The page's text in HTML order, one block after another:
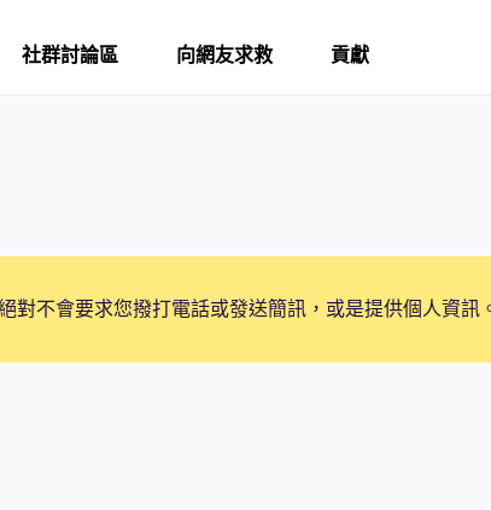
社群討論區 向網友求救 貢獻
對不會要求您撥打電話或發送簡訊，或是提供個人資訊